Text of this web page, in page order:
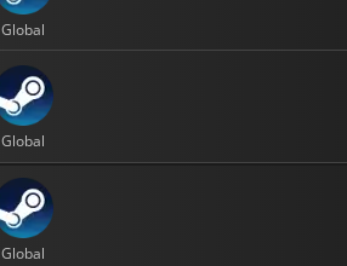
Global
Global
Global